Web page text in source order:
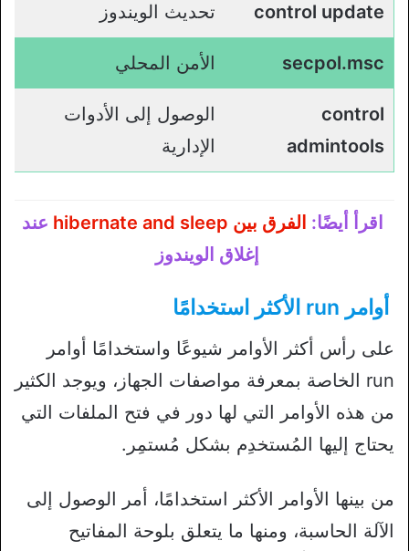
control update تحديث الويندوز
secpol.msc الأمن المحلي
control
admintools
الوصول إلى الأدوات
الإدارية
اقرأ أيضًا: الفرق بين hibernate and sleep
عند
إغلاق الويندوز
أوامر run الأكثر استخدامًا
على رأس أكثر الأوامر شيوعًا واستخدامًا أوامر
run الخاصة بمعرفة مواصفات الجهاز، ويوجد الكثير
من هذه الأوامر التي لها دور في فتح الملفات التي
يحتاج إليها المُستخدِم بشكل مُستمِر.
من بينها الأوامر الأكثر استخدامًا، أمر الوصول إلى
الآلة الحاسبة، ومنها ما يتعلق بلوحة المفاتيح